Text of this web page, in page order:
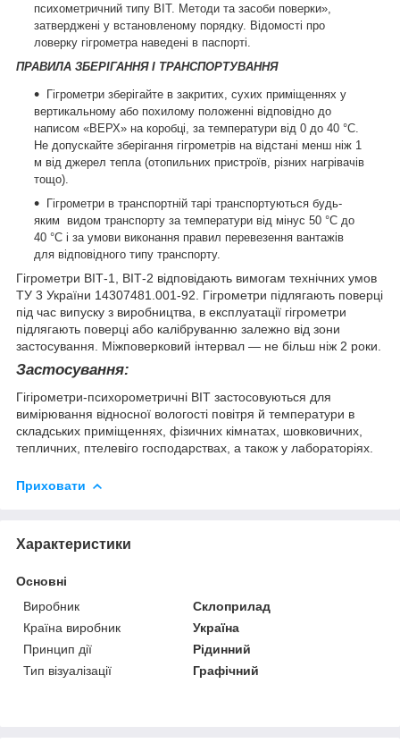
психометричний типу ВІТ. Методи та засоби поверки»,
затверджені у встановленому порядку. Відомості про
ловерку гігрометра наведені в паспорті.
ПРАВИЛА ЗБЕРІГАННЯ І ТРАНСПОРТУВАННЯ
Гігрометри зберігайте в закритих, сухих приміщеннях у
вертикальному або похилому положенні відповідно до
написом «ВЕРХ» на коробці, за температури від 0 до 40 °C.
Не допускайте зберігання гігрометрів на відстані менш ніж 1
м від джерел тепла (отопильних пристроїв, різних нагрівачів
тощо).
Гігрометри в транспортній тарі транспортуються будь-
яким видом транспорту за температури від мінус 50 °C до
40 °C і за умови виконання правил перевезення вантажів
для відповідного типу транспорту.
Гігрометри ВІТ-1, ВІТ-2 відповідають вимогам технічних умов
ТУ 3 України 14307481.001-92. Гігрометри підлягають поверці
під час випуску з виробництва, в експлуатації гігрометри
підлягають поверці або калібруванню залежно від зони
застосування. Міжповерковий інтервал — не більш ніж 2 роки.
Застосування:
Гігірометри-психорометричні ВІТ застосовуються для
вимірювання відносної вологості повітря й температури в
складських приміщеннях, фізичних кімнатах, шовковичних,
тепличних, птелевіго господарствах, а також у лабораторіях.
Приховати
Характеристики
Основні
Виробник
Склоприлад
Країна виробник
Україна
Принцип дії
Рідинний
Тип візуалізації
Графічний